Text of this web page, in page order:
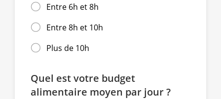
Entre 6h et 8h
Entre 8h et 10h
Plus de 10h
Quel est votre budget
alimentaire moyen par jour ?